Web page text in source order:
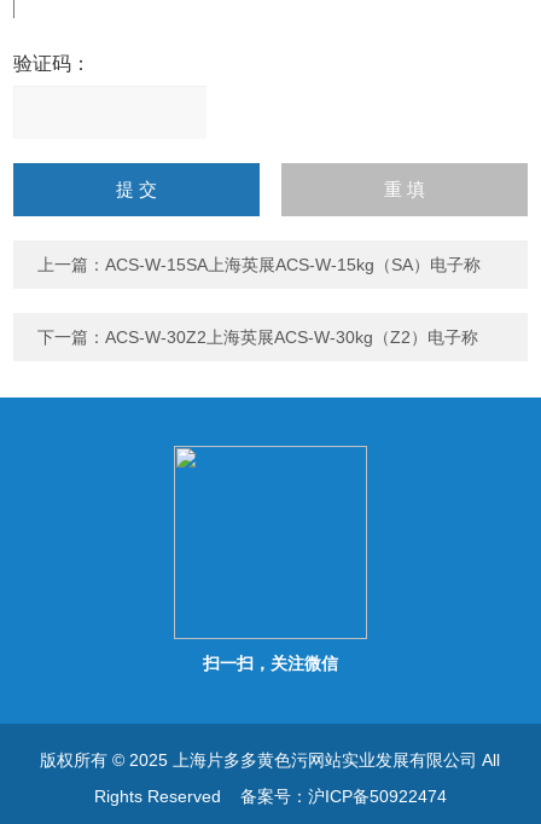
验证码：
字），如：三加四=7
上一篇：ACS-W-15SA上海英展ACS-W-15kg（SA）电子称
下一篇：ACS-W-30Z2上海英展ACS-W-30kg（Z2）电子称
扫一扫，关注微信
版权所有 © 2025 上海片多多黄色污网站实业发展有限公司 All
Rights Reserved 备案号：沪ICP备50922474